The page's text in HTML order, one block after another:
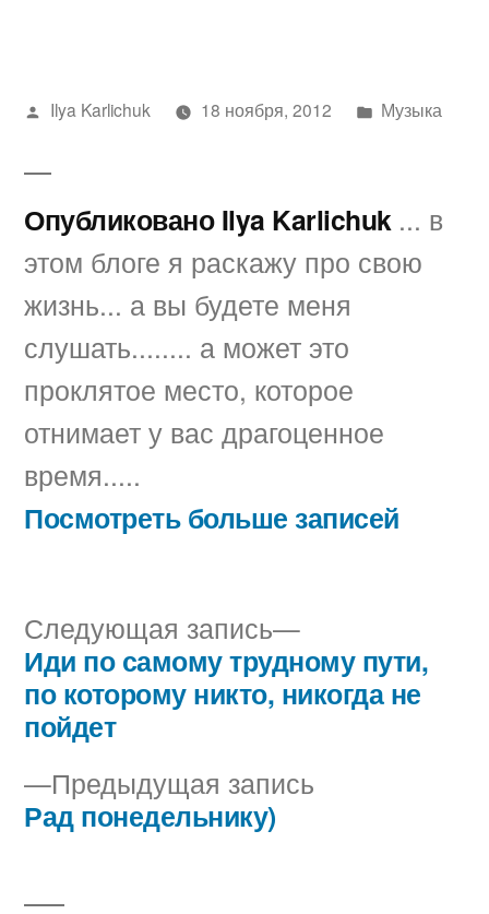
Нины
ф
из
будущего)
полная
песни.»
на
Написано
Ilya Karlichuk 18 ноября, 2012
Написано
Музыка
Опубликовано Ilya Karlichuk ... в
этом блоге я раскажу про свою
жизнь... а вы будете меня
слушать........ а может это
проклятое место, которое
отнимает у вас драгоценное
время.....
Посмотреть больше записей
Навигация
по
записям
Предыдущая запись
Рад понедельнику)
Следующая запись
Следующая
запись:
Иди по самому трудному пути,
по которому никто, никогда не
пойдет